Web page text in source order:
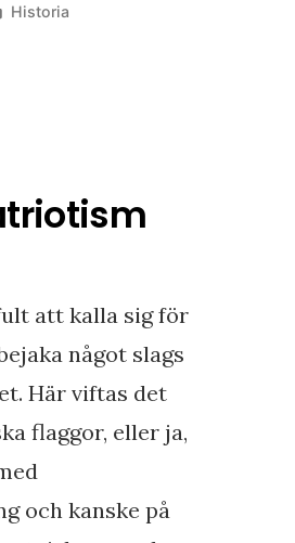
Publicerat
Historia
att kalla sig för
något slags
Här viftas det
flaggor, eller ja,
och kanske på